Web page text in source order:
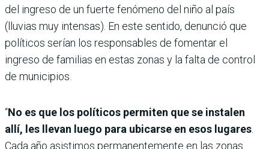
del ingreso de un fuerte fenómeno del niño al país
(lluvias muy intensas). En este sentido, denunció que
políticos serían los responsables de fomentar el
ingreso de familias en estas zonas y la falta de control
de municipios.
“No es que los políticos permiten que se instalen
allí, les llevan luego para ubicarse en esos lugares
Cada año asistimos permanentemente en las zonas